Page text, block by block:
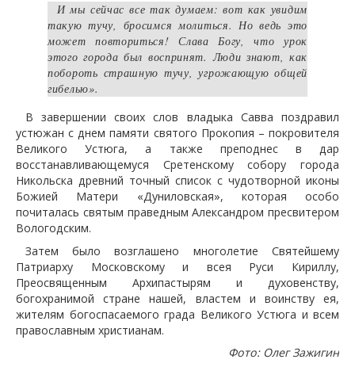
И мы сейчас все так думаем: вот как увидим
такую тучу, бросимся молиться. Но ведь это
может повториться! Слава Богу, что урок
этого города был воспринят. Люди знают, как
побороть страшную тучу, угрожающую общей
гибелью».
В завершении своих слов владыка Савва поздравил
устюжан с днем памяти святого Прокопия – покровителя
Великого Устюга, а также преподнес в дар
восстанавливающемуся Сретенскому собору города
Никольска древний точный список с чудотворной иконы
Божией Матери «Дуниловская», которая особо
почиталась святым праведным Александром пресвитером
Вологодским.
Затем было возглашено многолетие Святейшему
Патриарху Московскому и всея Руси Кириллу,
Преосвященным Архипастырям и духовенству,
богохранимой стране нашей, властем и воинству ея,
жителям богоспасаемого града Великого Устюга и всем
православным христианам.
Фото: Олег Зажигин